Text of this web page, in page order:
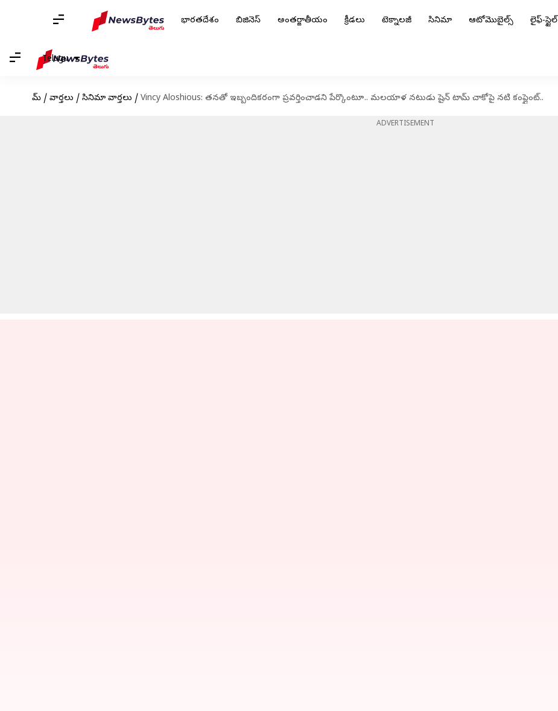
భారతదేశం బిజినెస్ అంతర్జాతీయం క్రీడలు టెక్నాలజీ సినిమా ఆటోమొబైల్స్ లైఫ్-స్టైల్
Telugu
హోమ్ / వార్తలు / సినిమా వార్తలు / Vincy Aloshious: తనతో ఇబ్బందికరంగా ప్రవర్తించాడని పేర్కొంటూ.. మలయాళ నటుడు షైన్‌ టామ్‌ చాకోపై నటి కంప్లైంట్..
ADVERTISEMENT